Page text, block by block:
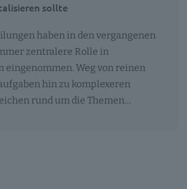
sollte
haben in den vergangenen
zentralere Rolle in
eingenommen. Weg von reinen
hin zu komplexeren
rund um die Themen…